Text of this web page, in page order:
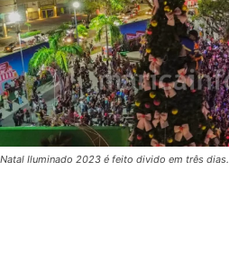
Natal Iluminado 2023 é feito divido em três